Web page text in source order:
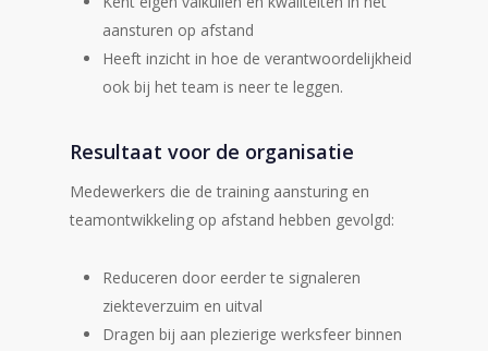
aansturen op afstand
Heeft inzicht in hoe de verantwoordelijkheid
ook bij het team is neer te leggen.
Resultaat voor de organisatie
Medewerkers die de training aansturing en
teamontwikkeling op afstand hebben gevolgd:
Reduceren door eerder te signaleren
ziekteverzuim en uitval
Dragen bij aan plezierige werksfeer binnen